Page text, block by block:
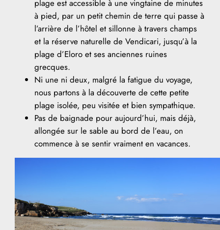
plage est accessible à une vingtaine de minutes
à pied, par un petit chemin de terre qui passe à
l’arrière de l’hôtel et sillonne à travers champs
et la réserve naturelle de Vendicari, jusqu’à la
plage d’Eloro et ses anciennes ruines
grecques.
Ni une ni deux, malgré la fatigue du voyage,
nous partons à la découverte de cette petite
plage isolée, peu visitée et bien sympathique.
Pas de baignade pour aujourd’hui, mais déjà,
allongée sur le sable au bord de l’eau, on
commence à se sentir vraiment en vacances.